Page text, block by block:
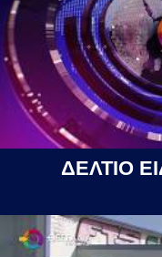
ΔΕΛΤΙΟ